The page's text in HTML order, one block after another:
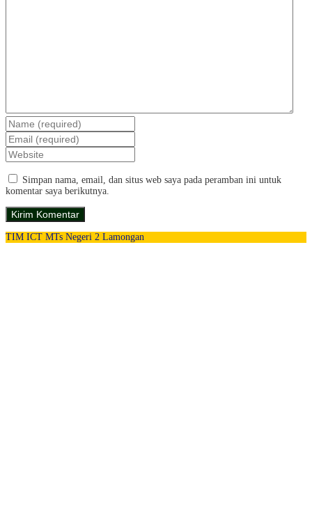
Simpan nama, email, dan situs web saya pada peramban ini untuk
komentar saya berikutnya.
TIM ICT MTs Negeri 2 Lamongan